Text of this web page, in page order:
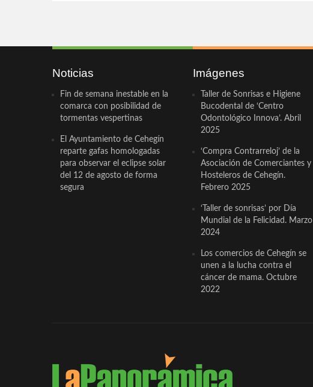
Noticias
Fin de semana inestable en la
comarca con posibilidad de
tormentas vespertinas
El Ayuntamiento de Cehegín
reparte gafas homologadas
para observar el eclipse solar
del 12 de agosto de forma
segura
Imágenes
Taller de Sonrisas e Higiene
Bucodental de ‘Centro
Odontológico Innova’. Abril
2025
‘Compra Contrarreloj’ de la
Asociación de Comerciantes y
Hosteleros de Cehegín.
Febrero 2025
‘Taller de sonrisas’ por Día
Mundial de la Felicidad. Marzo
2024
Los comercios de Cehegín se
unen a la lucha contra el
cáncer de mama. Octubre
2022